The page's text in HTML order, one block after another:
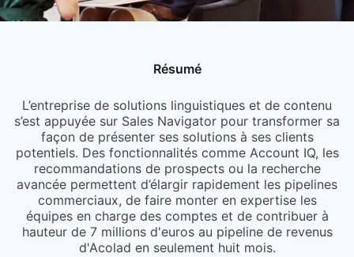
Résumé
L’entreprise de solutions linguistiques et de contenu
s’est appuyée sur Sales Navigator pour transformer sa
façon de présenter ses solutions à ses clients
potentiels. Des fonctionnalités comme Account IQ, les
recommandations de prospects ou la recherche
avancée permettent d’élargir rapidement les pipelines
commerciaux, de faire monter en expertise les
équipes en charge des comptes et de contribuer à
hauteur de 7 millions d'euros au pipeline de revenus
d'Acolad en seulement huit mois.